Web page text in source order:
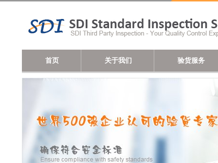
首页 关于我们 验货服务